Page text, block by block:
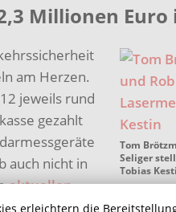
Millionen Euro
Tom
Seliger
Tobias
am Herzen.
jeweils rund
gezahlt
auch nicht in
aktuellen
und werden etwa von
erleichtern die